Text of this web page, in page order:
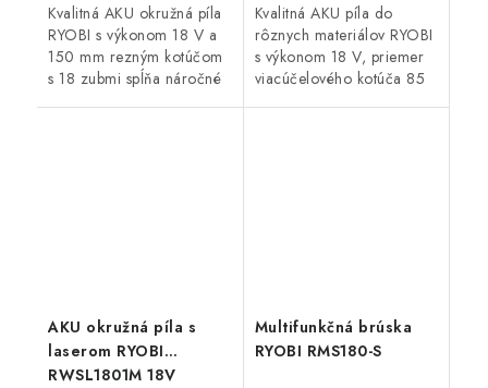
Kvalitná AKU okružná píla
RYOBI s výkonom 18 V a
150 mm rezným kotúčom
s 18 zubmi spĺňa náročné
Kvalitná AKU píla do
rôznych materiálov RYOBI
s výkonom 18 V, priemer
viacúčelového kotúča 85
AKU okružná píla s
laserom RYOBI
RWSL1801M 18V
Multifunkčná brúska
RYOBI RMS180-S